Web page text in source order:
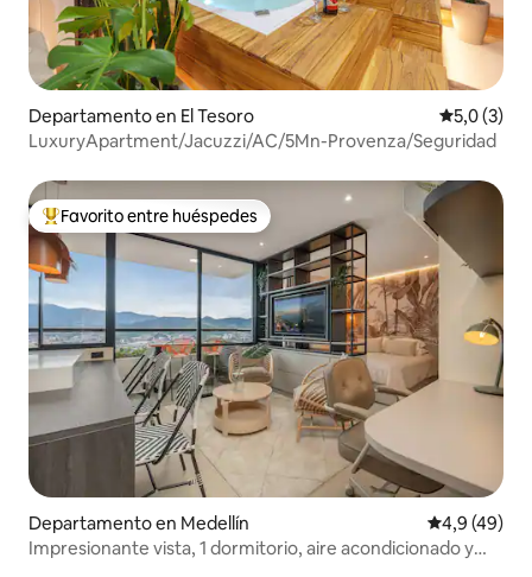
Departamento en El Tesoro
5,0 (3)
LuxuryApartment/Jacuzzi/AC/5Mn-Provenza/Seguridad
Favorito entre los huéspedes más destacados
Favorito entre huéspedes
Departamento en Medellín Calificación
4,9 (49)
Impresionante vista, 1 dormitorio, aire acondicionado y